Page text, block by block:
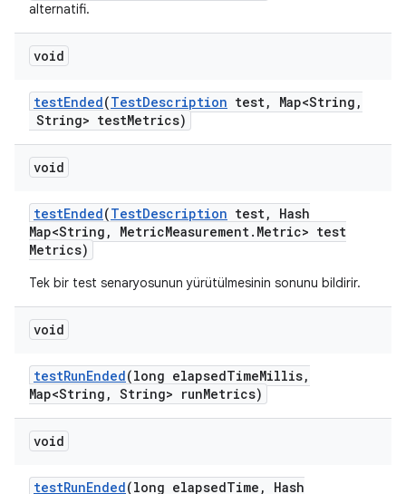
alternatifi.
void
testEnded(TestDescription test, Map<String ,
String> testMetrics)
void
testEnded(TestDescription test,
Hash
Map<String , MetricMeasurement. Metric> test
Metrics)
Tek bir test senaryosunun yürütülmesinin sonunu bildirir.
void
testRunEnded(long elapsedTimeMillis,
Map<String , String> runMetrics)
void
testRunEnded(long elapsedTime , Hash